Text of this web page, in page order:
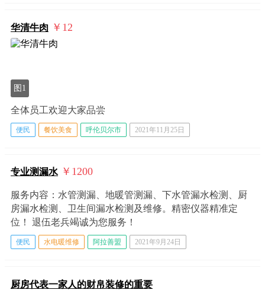
华清牛肉 ￥12
图1
全体员工欢迎大家品尝
便民 餐饮美食 呼伦贝尔市 2021年11月25日
专业测漏水 ￥1200
服务内容：水管测漏、地暖管测漏、下水管漏水检测、厨
房漏水检测、卫生间漏水检测及维修。精密仪器精准定
位！ 退伍老兵竭诚为您服务！
便民 水电暖维修 阿拉善盟 2021年9月24日
厨房代表一家人的财帛装修的重要